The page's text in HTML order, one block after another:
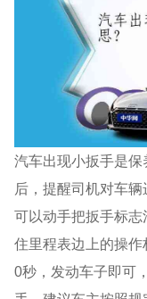
汽车出现小扳手是
后，提醒司机对车辆
可以动手把扳手标
住里程表边上的操
0秒，发动车子即可